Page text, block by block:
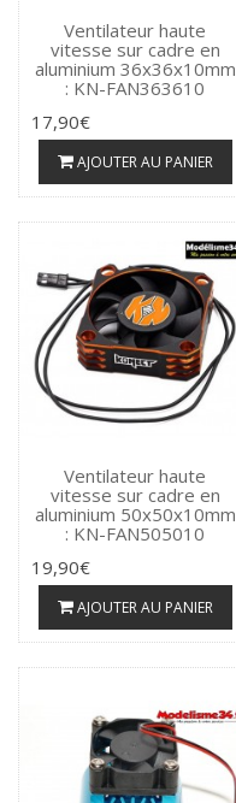
Ventilateur haute
vitesse sur cadre en
aluminium 36x36x10mm
: KN-FAN363610
17,90€
AJOUTER AU PANIER
Ventilateur haute
vitesse sur cadre en
aluminium 50x50x10mm
: KN-FAN505010
19,90€
AJOUTER AU PANIER